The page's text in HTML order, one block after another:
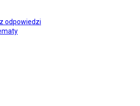
odpowiedzi